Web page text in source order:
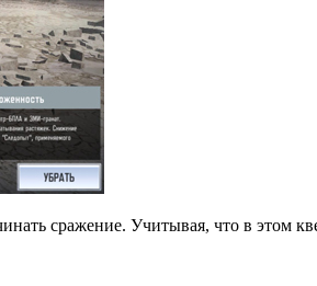
сражение. Учитывая, что в этом